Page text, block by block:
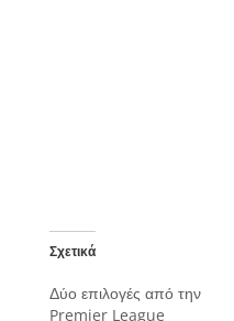
Σχετικά
Δύο επιλογές από την
Premier League